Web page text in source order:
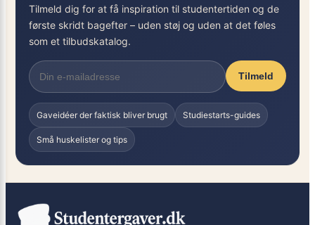
Tilmeld dig for at få inspiration til studentertiden og de
første skridt bagefter – uden støj og uden at det føles
som et tilbudskatalog.
Tilmeld
Gaveidéer der faktisk bliver brugt Studiestarts-guides
Små huskelister og tips